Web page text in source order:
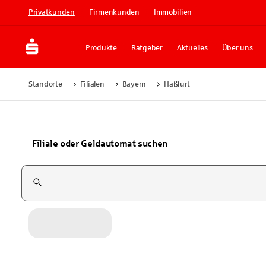
Privatkunden Firmenkunden Immobilien
Produkte Ratgeber Aktuelles Über uns
Standorte Filialen Bayern Haßfurt
Filiale oder Geldautomat suchen
Suchfeld